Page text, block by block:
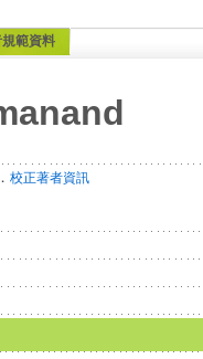
範資料
． 校正著者資訊